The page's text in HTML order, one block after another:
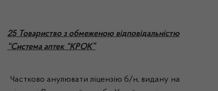
25 Товариство з обмеженою відповідальністю
“Система аптек “КРОК”
Частково анулювати ліцензію б/н, видану на